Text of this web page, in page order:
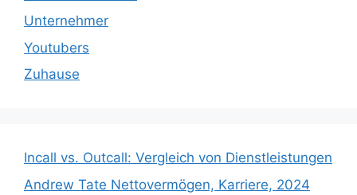
Unternehmer
Youtubers
Zuhause
Incall vs. Outcall: Vergleich von Dienstleistungen
Andrew Tate Nettovermögen, Karriere, 2024